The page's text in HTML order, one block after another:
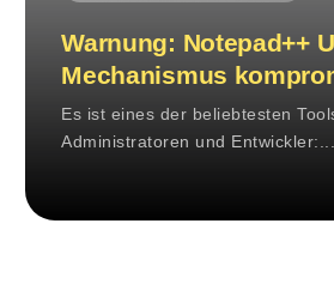
Warnung: Notepad++
Mechanismus
Es ist eines der beliebtesten
Administratoren und Entwickler:...